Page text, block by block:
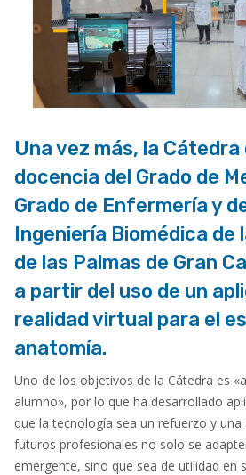
Una vez más, la
docencia del Grado de
Grado de Enfermería y
Ingeniería Biomédica de
de las Palmas de Gran
a partir del uso de un
realidad virtual para el
anatomía.
Uno de los objetivos de la Cátedra es
alumno», por lo que ha desarrollado
que la tecnología sea un refuerzo y una
futuros profesionales no solo se
emergente, sino que sea de utilidad en